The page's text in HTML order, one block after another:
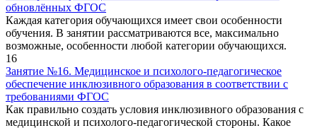
обновлённых ФГОС
Каждая категория обучающихся имеет свои особенности
обучения. В занятии рассматриваются все, максимально
возможные, особенности любой категории обучающихся.
16
Занятие №16. Медицинское и психолого-педагогическое
обеспечение инклюзивного образования в соответствии с
требованиями ФГОС
Как правильно создать условия инклюзивного образования с
медицинской и психолого-педагогической стороны. Какое